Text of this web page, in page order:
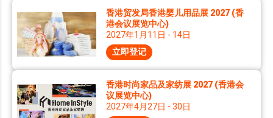
香港贸发局香港婴儿用品展 2027 (香
港会议展览中心)
2027年1月11日 - 14日
立即登记
香港时尚家品及家纺展 2027 (香港会
议展览中心)
2027年4月27日 - 30日